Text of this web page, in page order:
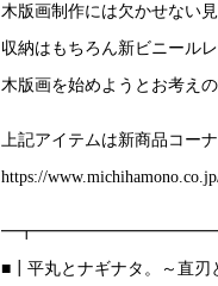
木版画制作には欠かせない
収納はもちろん新ビニールレ
木版画を始めようとお考え
上記アイテムは新商品コー
https://
■┃平丸とナギナタ。～直刃